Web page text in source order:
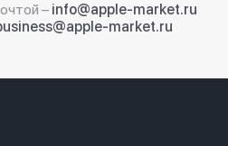
– info@apple-market.ru
market.ru